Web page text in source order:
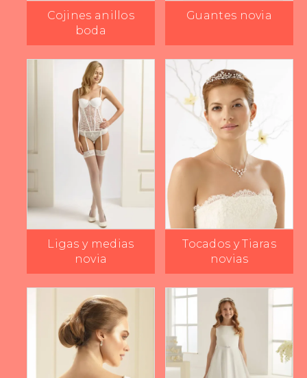
Cojines anillos
boda
Guantes novia
Ligas y medias
novia
Tocados y Tiaras
novias